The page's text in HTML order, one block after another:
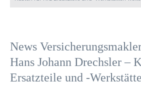
News
Hans Johann Drechsler –
Ersatzteile und -